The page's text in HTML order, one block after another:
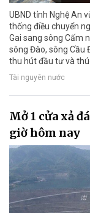
UBND tỉnh Nghệ An
thống điều chuyển
Gai sang sông Cấm
sông Đào, sông Cầu
thu hút đầu tư và
Tài nguyên nước
Mở 1 cửa xả
giờ hôm nay